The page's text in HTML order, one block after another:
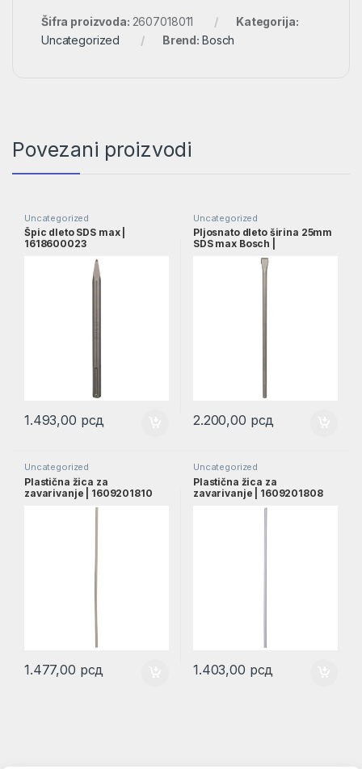
Šifra proizvoda: 2607018011
Kategorija:
Uncategorized
Brend: Bosch
Povezani proizvodi
Uncategorized
Špic dleto SDS max |
1618600023
1.493,00 рсд
Uncategorized
Pljosnato dleto širina 25mm
SDS max Bosch |
2.200,00 рсд
Uncategorized
Plastična žica za
zavarivanje | 1609201810
1.477,00 рсд
Uncategorized
Plastična žica za
zavarivanje | 1609201808
1.403,00 рсд